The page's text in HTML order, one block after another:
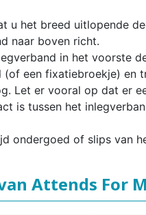
u het breed uitlopende
naar boven richt.
in het voorste
(of een fixatiebroekje) en
Let er vooral op dat er
is tussen het
ondergoed of slips van
Attends For